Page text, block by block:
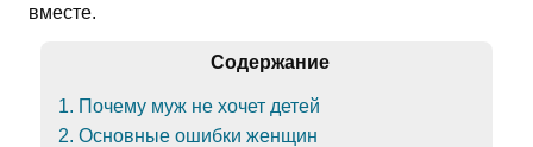
вместе.
Содержание
1. Почему муж не хочет детей
2. Основные ошибки женщин